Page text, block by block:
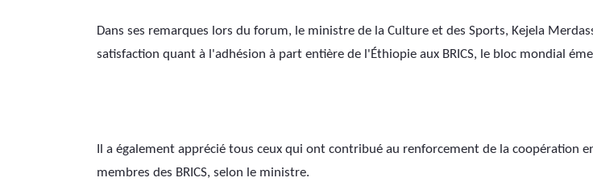
Dans ses remarques lors du forum, le ministre de la Culture et des Sports, Kejela
satisfaction quant à l'adhésion à part entière de l'Éthiopie aux BRICS, le bloc mondial
Il a également apprécié tous ceux qui ont contribué au renforcement de la coopération
membres des BRICS, selon le ministre.